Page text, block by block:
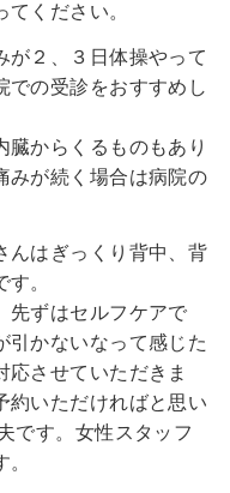
ください。
が２、３日体操やって
での受診をおすすめし
臓からくるものもあり
みが続く場合は病院の
んはぎっくり背中、背
。
先ずはセルフケアで
引かないなって感じた
応させていただきま
約いただければと思い
です。女性スタッフ